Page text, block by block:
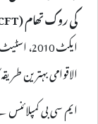
کی روک تھام (CFT) پالیسی"
الاقوامی بہترین
ایم سی بی کمپلائنس